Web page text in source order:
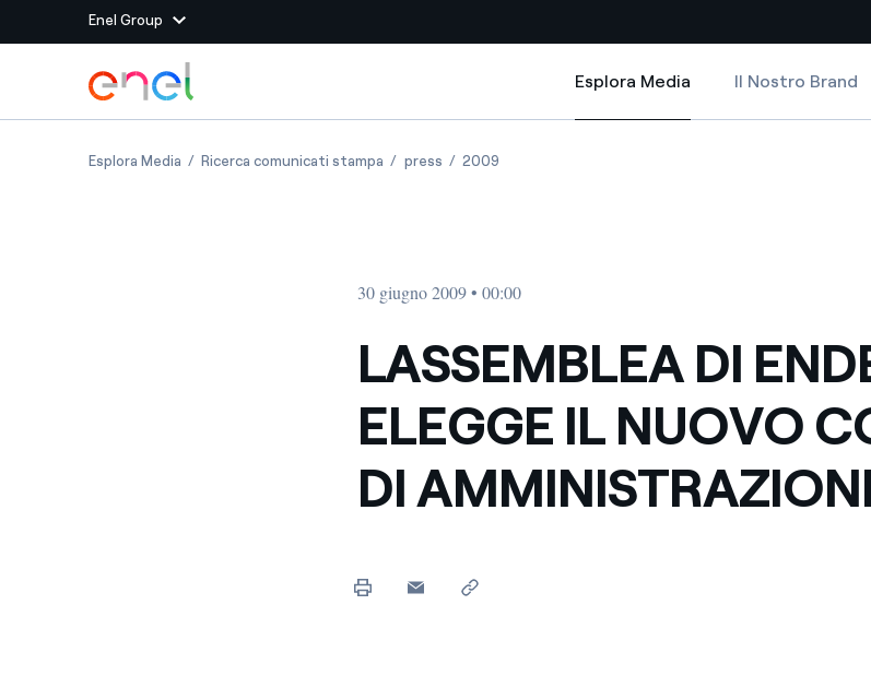
Enel Group
Siti del Gruppo
Enel Green Power Produciamo energia pulita da fonti rinnovabili
Massimizziamo la creazione di valore grazie al
rapporto con i nostri fornitori
energia pulita
Il canale dove segnalare violazioni delle nostre policy
Siti Paese
Colombia
Iberia
Italia
Vai al contenuto principale
Esplora Media
Esplora Media
Il Nostro Brand
Esplora MediaL ASSEMBLEA DI ENDESA ELEGGE IL NUOVO CONSIGLIO DI AMMINISTRAZIONE
Ricerca comunicati stampa L ASSEMBLEA DI ENDESA ELEGGE IL NUOVO CONSIGLIO DI
pressL ASSEMBLEA DI ENDESA ELEGGE IL NUOVO CONSIGLIO DI
2009
30 giugno 2009 • 00:00
LASSEMBLEA DI
ELEGGE IL NUOVO
DI